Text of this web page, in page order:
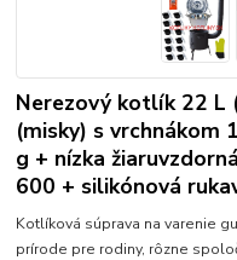
Nerezový kotlík 22 L
(misky) s vrchnákom
g + nízka
600 + silikónová
Kotlíková súprava na varenie
prírode pre rodiny, rôzne